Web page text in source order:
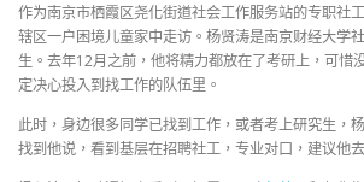
作为南京市栖霞区尧化街道社会工作服务站的专职社
辖区一户困境儿童家中走访。杨贤涛是南京财经大学
生。去年12月之前，他将精力都放在了考研上，可惜
定决心投入到找工作的队伍里。
此时，身边很多同学已找到工作，或者考上研究生，
找到他说，看到基层在招聘社工，专业对口，建议他